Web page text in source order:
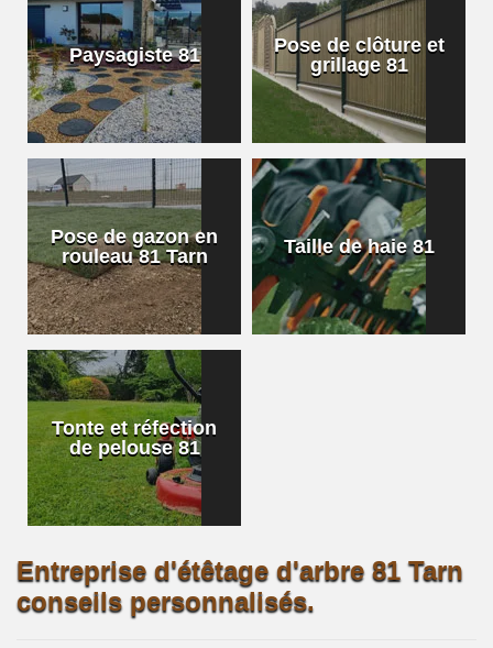
Paysagiste 81
Pose de clôture et
grillage 81
Pose de gazon en
rouleau 81 Tarn
Taille de haie 81
Tonte et réfection
de pelouse 81
Entreprise d'étêtage d'arbre 81 Tarn
conseils personnalisés.